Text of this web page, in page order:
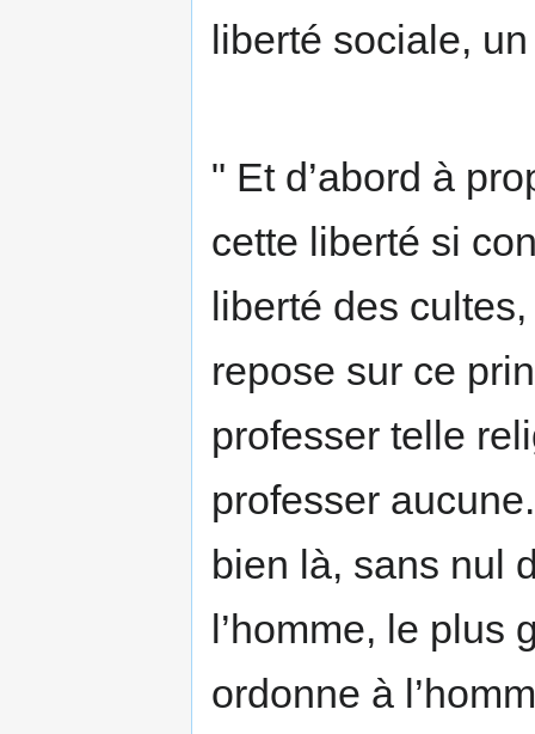
liberté sociale,
" Et d’abord à
cette liberté si
liberté des
repose sur ce
professer telle
professer
bien là, sans nul
l’homme, le
ordonne à